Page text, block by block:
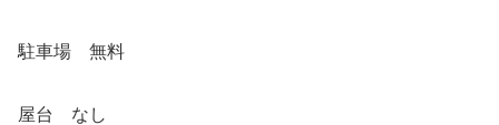
駐車場 無料
屋台 なし